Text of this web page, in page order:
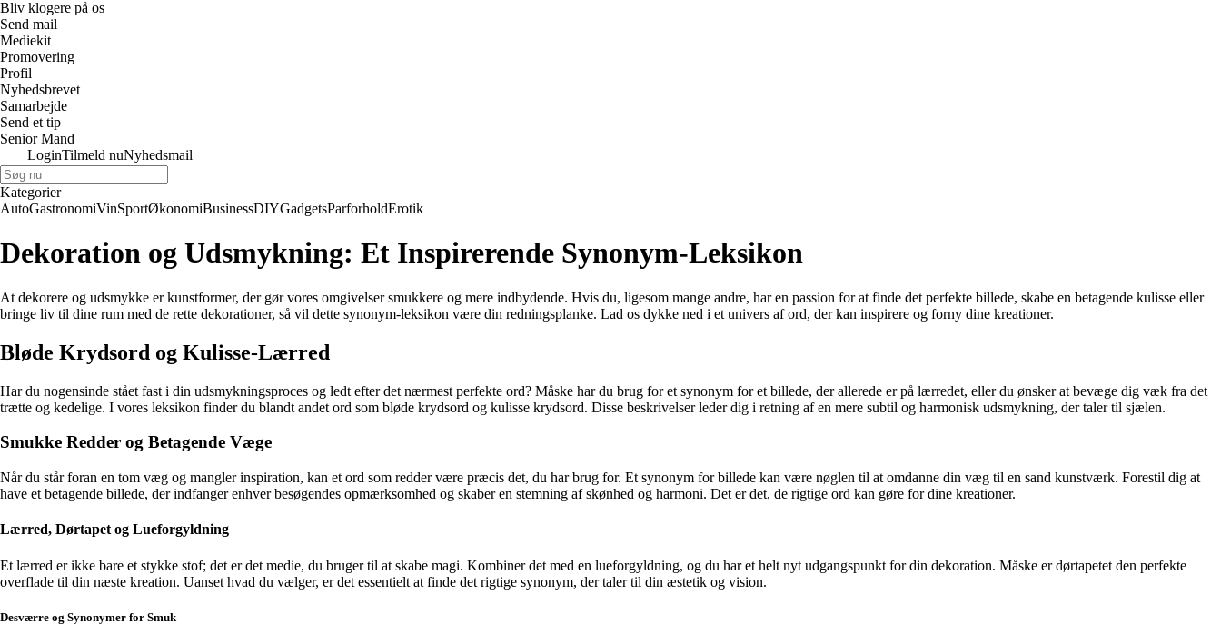
Bliv klogere på os
Send mail
Mediekit
Promovering
Profil
Nyhedsbrevet
Samarbejde
Send et tip
Senior Mand
LoginTilmeld nuNyhedsmail
Kategorier
AutoGastronomiVinSportØkonomiBusinessDIYGadgetsParforholdErotik
Dekoration og Udsmykning: Et Inspirerende Synonym-Leksikon
At dekorere og udsmykke er kunstformer, der gør vores omgivelser smukkere og mere indbydende. Hvis du, ligesom mange andre, har en passion for at finde det perfekte billede, skabe en betagende kulisse eller
bringe liv til dine rum med de rette dekorationer, så vil dette synonym-leksikon være din redningsplanke. Lad os dykke ned i et univers af ord, der kan inspirere og forny dine kreationer.
Bløde Krydsord og Kulisse-Lærred
Har du nogensinde stået fast i din udsmykningsproces og ledt efter det nærmest perfekte ord? Måske har du brug for et synonym for et billede, der allerede er på lærredet, eller du ønsker at bevæge dig væk fra det
trætte og kedelige. I vores leksikon finder du blandt andet ord som bløde krydsord og kulisse krydsord. Disse beskrivelser leder dig i retning af en mere subtil og harmonisk udsmykning, der taler til sjælen.
Smukke Redder og Betagende Væge
Når du står foran en tom væg og mangler inspiration, kan et ord som redder være præcis det, du har brug for. Et synonym for billede kan være nøglen til at omdanne din væg til en sand kunstværk. Forestil dig at
have et betagende billede, der indfanger enhver besøgendes opmærksomhed og skaber en stemning af skønhed og harmoni. Det er det, de rigtige ord kan gøre for dine kreationer.
Lærred, Dørtapet og Lueforgyldning
Et lærred er ikke bare et stykke stof; det er det medie, du bruger til at skabe magi. Kombiner det med en lueforgyldning, og du har et helt nyt udgangspunkt for din dekoration. Måske er dørtapetet den perfekte
overflade til din næste kreation. Uanset hvad du vælger, er det essentielt at finde det rigtige synonym, der taler til din æstetik og vision.
Desværre og Synonymer for Smuk